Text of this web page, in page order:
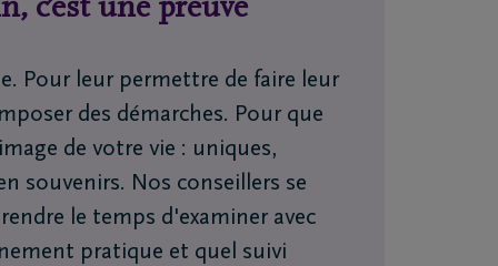
c’est une preuve
Pour leur permettre de faire leur
des démarches. Pour que
de votre vie : uniques,
souvenirs. Nos conseillers se
le temps d'examiner avec
pratique et quel suivi